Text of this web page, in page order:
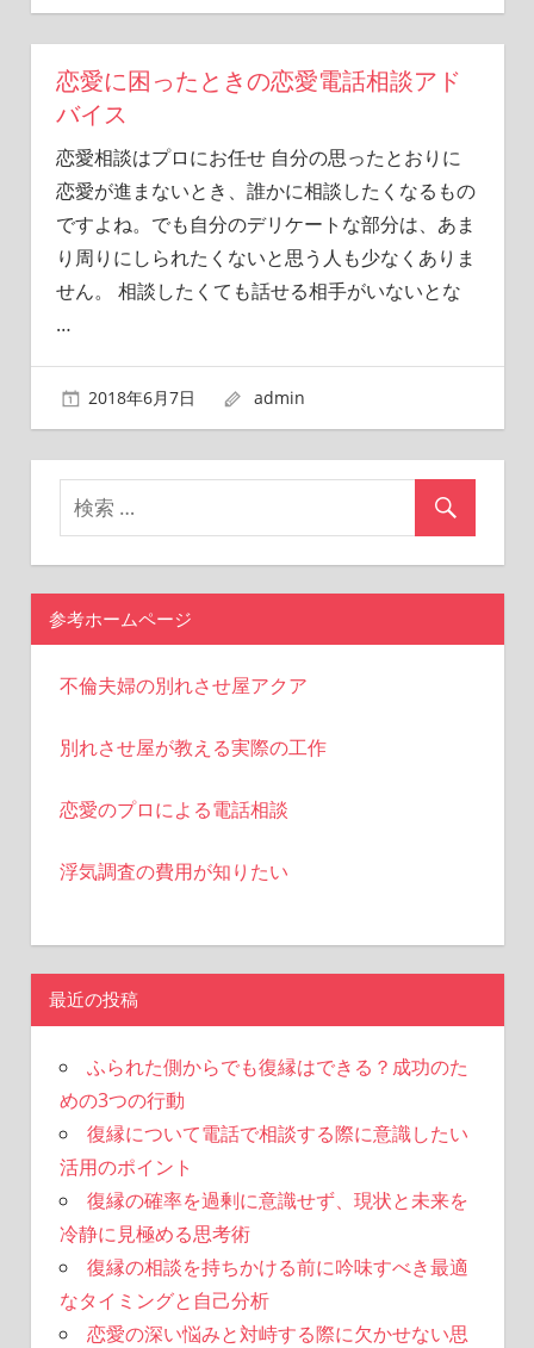
恋愛に困ったときの恋愛電話相談アド
バイス
恋愛相談はプロにお任せ 自分の思ったとおりに
恋愛が進まないとき、誰かに相談したくなるもの
ですよね。でも自分のデリケートな部分は、あま
り周りにしられたくないと思う人も少なくありま
せん。 相談したくても話せる相手がいないとな
…
2018年6月7日 admin
参考ホームページ
不倫夫婦の別れさせ屋アクア
別れさせ屋が教える実際の工作
恋愛のプロによる電話相談
浮気調査の費用が知りたい
最近の投稿
ふられた側からでも復縁はできる？成功のた
めの3つの行動
復縁について電話で相談する際に意識したい
活用のポイント
復縁の確率を過剰に意識せず、現状と未来を
冷静に見極める思考術
復縁の相談を持ちかける前に吟味すべき最適
なタイミングと自己分析
恋愛の深い悩みと対峙する際に欠かせない思